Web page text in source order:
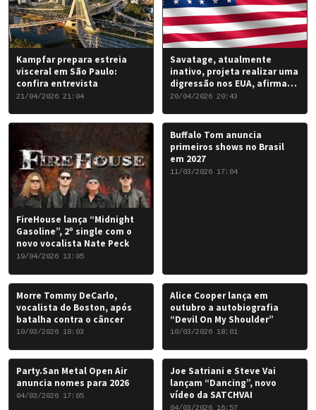
Kampfar prepara estreia
visceral em São Paulo:
confira entrevista
21/04/2026 21:04
Savatage, atualmente
inativo, projeta realizar uma
digressão nos EUA, afirma
Chris Caffery
20/04/2026 20:43
FireHouse lança “Midnight
Gasoline”, 2º single com o
novo vocalista Nate Peck
19/04/2026 13:05
Buffalo Tom anuncia
primeiros shows no Brasil
em 2027
11/03/2026 17:04
Morre Tommy DeCarlo,
vocalista do Boston, após
batalha contra o câncer
10/03/2026 18:03
Alice Cooper lança em
outubro a autobiografia
“Devil On My Shoulder”
10/03/2026 18:01
Party.San Metal Open Air
anuncia nomes para 2026
04/03/2026 17:05
Joe Satriani e Steve Vai
lançam “Dancing”, novo
vídeo da SATCHVAI
04/03/2026 16:57